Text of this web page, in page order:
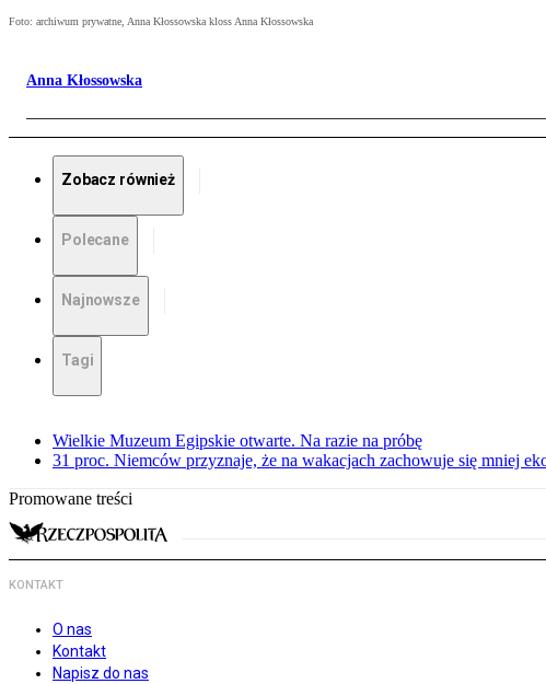
Foto: archiwum prywatne, Anna Kłossowska kloss Anna Kłossowska
Anna Kłossowska
Zobacz również
Polecane
Najnowsze
Tagi
Wielkie Muzeum Egipskie otwarte. Na razie na próbę
31 proc. Niemców przyznaje, że na wakacjach zachowuje się mniej
Promowane treści
KONTAKT
O nas
Kontakt
Napisz do nas